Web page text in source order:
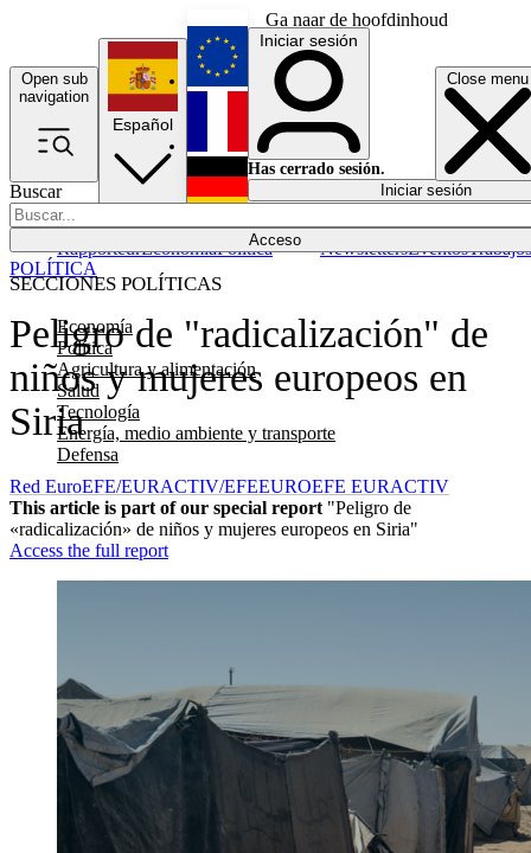
Ga naar de hoofdinhoud
Open sub
navigation
Close menu
Buscar
Acceso
SECCIONES POLÍTICAS
Economía
Política
Agricultura y alimentación
Salud
Tecnología
Energía, medio ambiente y transporte
Defensa
RapporteurEconomíaPolítica NewslettersEventosTrabajos
Español
English
Français
Iniciar sesión
Has cerrado sesión.
Iniciar sesión
Peligro de "radicalización" de
niños y mujeres europeos en
Siria
POLÍTICA
Red EuroEFE/EURACTIV/EFEEUROEFE EURACTIV
This article is part of our special report "Peligro de
«radicalización» de niños y mujeres europeos en Siria"
Access the full report